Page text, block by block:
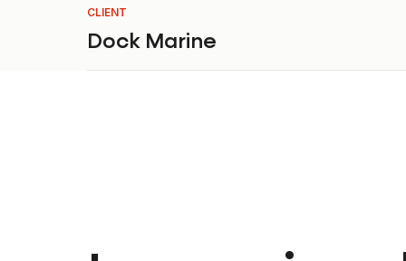
CLIENT
Dock Marine